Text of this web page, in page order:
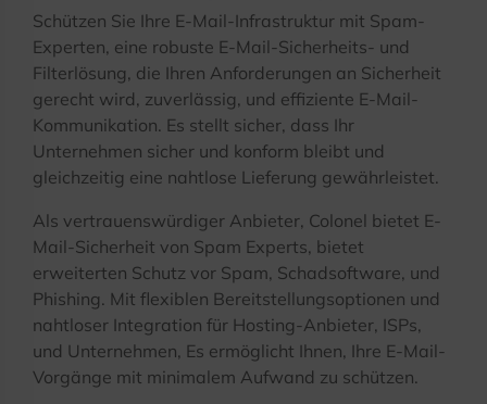
Schützen Sie Ihre E-Mail-Infrastruktur mit Spam-
Experten, eine robuste E-Mail-Sicherheits- und
Filterlösung, die Ihren Anforderungen an Sicherheit
gerecht wird, zuverlässig, und effiziente E-Mail-
Kommunikation. Es stellt sicher, dass Ihr
Unternehmen sicher und konform bleibt und
gleichzeitig eine nahtlose Lieferung gewährleistet.
Als vertrauenswürdiger Anbieter, Colonel bietet E-
Mail-Sicherheit von Spam Experts, bietet
erweiterten Schutz vor Spam, Schadsoftware, und
Phishing. Mit flexiblen Bereitstellungsoptionen und
nahtloser Integration für Hosting-Anbieter, ISPs,
und Unternehmen, Es ermöglicht Ihnen, Ihre E-Mail-
Vorgänge mit minimalem Aufwand zu schützen.